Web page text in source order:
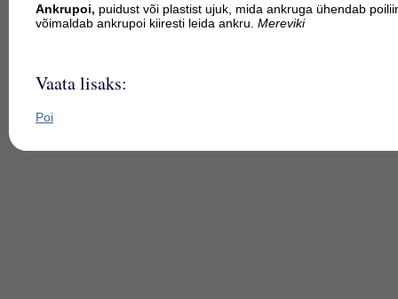
Ankrupoi, puidust või plastist ujuk, mida ankruga ühendab
võimaldab ankrupoi kiiresti leida ankru. Mereviki
Vaata lisaks:
Poi